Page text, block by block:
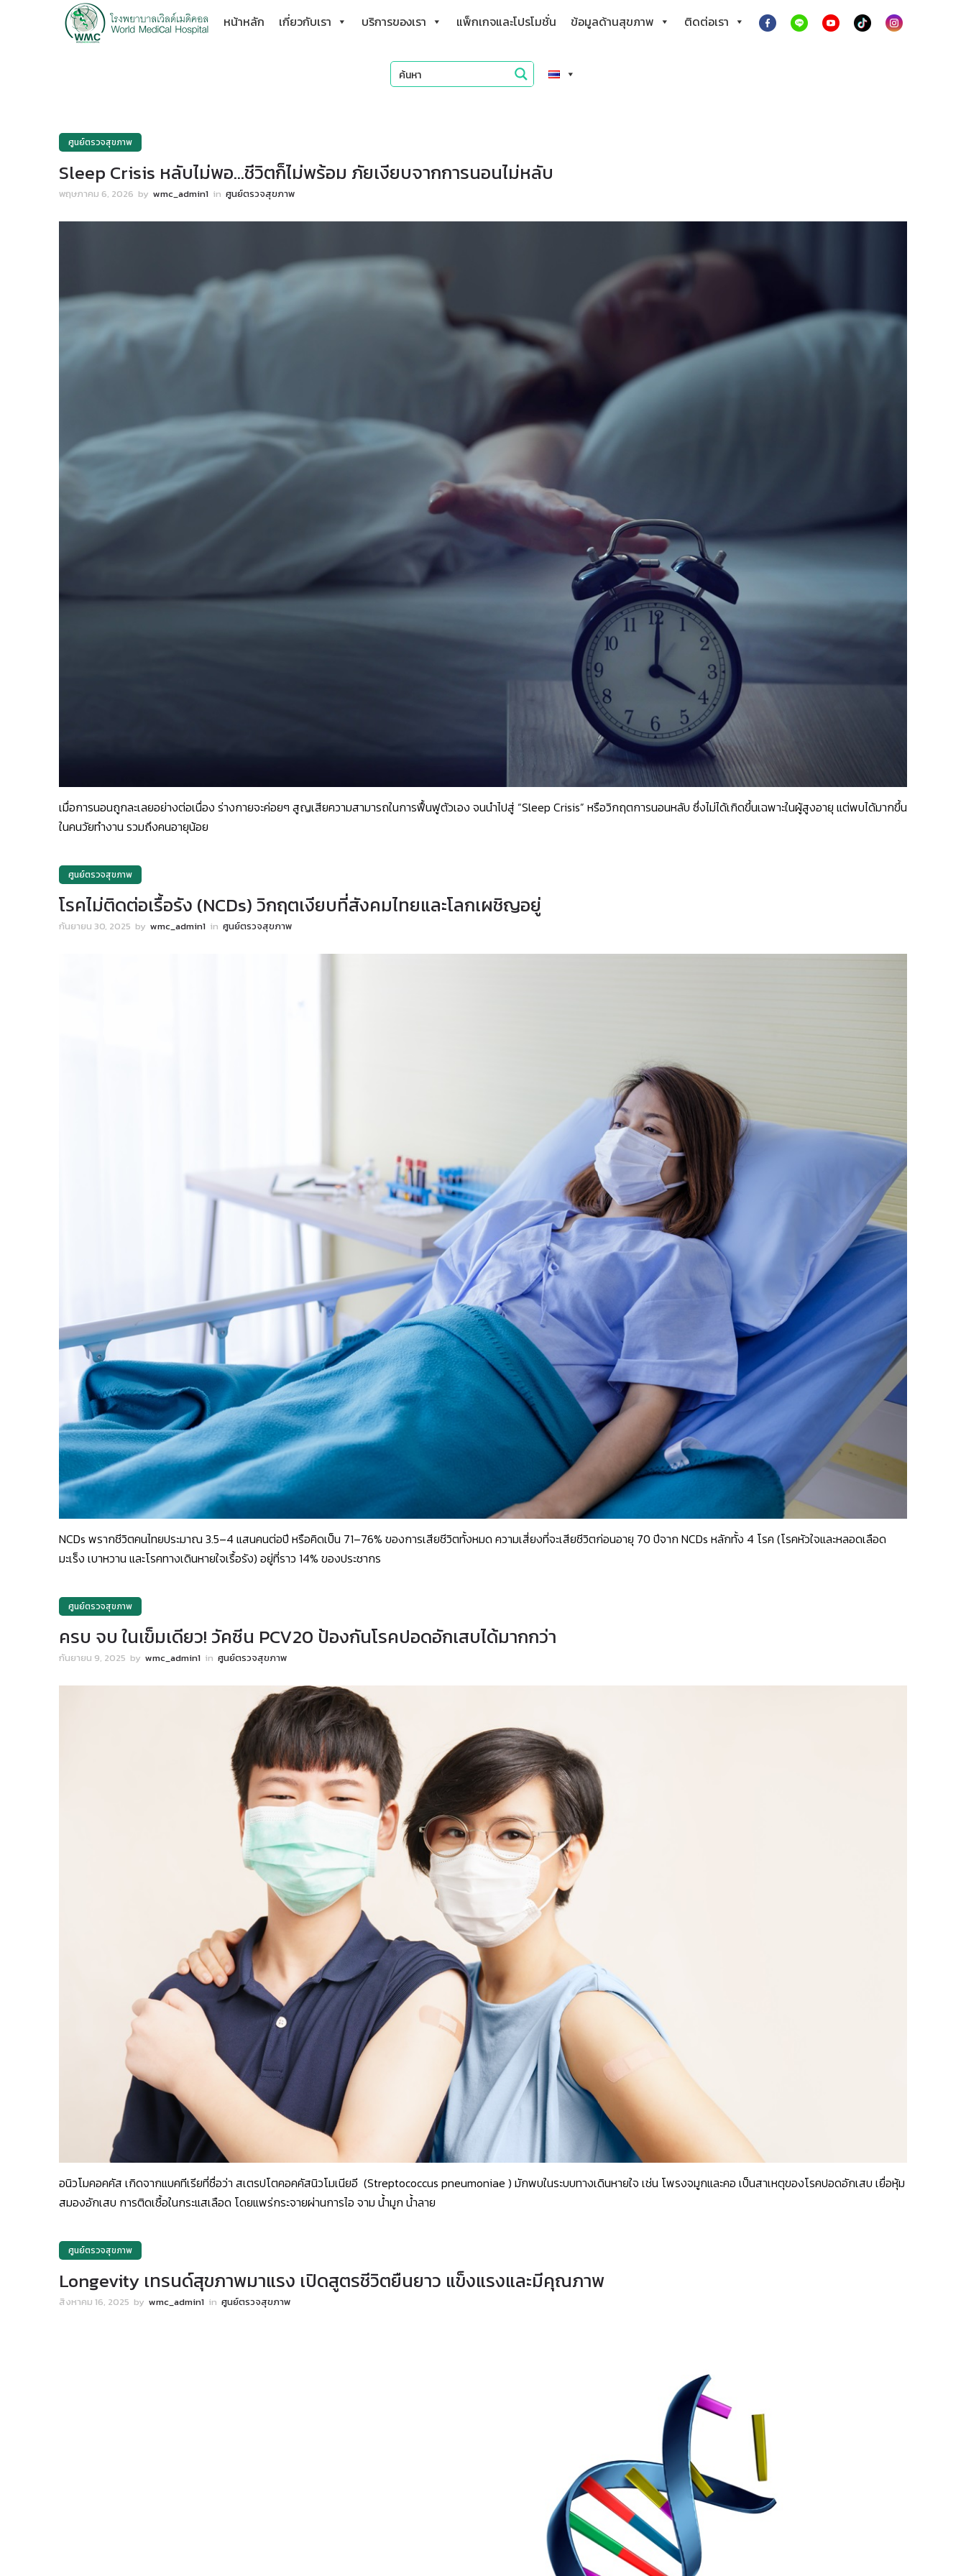
หน้าหลัก เกี่ยวกับเรา บริการของเรา แพ็กเกจและโปรโมชั่น ข้อมูลด้านสุขภาพ ติดต่อเรา
ศูนย์ตรวจสุขภาพ
Sleep Crisis หลับไม่พอ…ชีวิตก็ไม่พร้อม ภัยเงียบจากการนอนไม่หลับ
พฤษภาคม 6, 2026 by wmc_admin1 in ศูนย์ตรวจสุขภาพ
เมื่อการนอนถูกละเลยอย่างต่อเนื่อง ร่างกายจะค่อยๆ สูญเสียความสามารถในการฟื้นฟูตัวเอง จนนำไปสู่ “Sleep Crisis” หรือวิกฤตการนอนหลับ ซึ่งไม่ได้เกิดขึ้นเฉพาะในผู้สูงอายุ แต่พบได้มากขึ้น
ในคนวัยทำงาน รวมถึงคนอายุน้อย
ศูนย์ตรวจสุขภาพ
โรคไม่ติดต่อเรื้อรัง (NCDs) วิกฤตเงียบที่สังคมไทยและโลกเผชิญอยู่
กันยายน 30, 2025 by wmc_admin1 in ศูนย์ตรวจสุขภาพ
NCDs พรากชีวิตคนไทยประมาณ 3.5–4 แสนคนต่อปี หรือคิดเป็น 71–76% ของการเสียชีวิตทั้งหมด ความเสี่ยงที่จะเสียชีวิตก่อนอายุ 70 ปีจาก NCDs หลักทั้ง 4 โรค (โรคหัวใจและหลอดเลือด
มะเร็ง เบาหวาน และโรคทางเดินหายใจเรื้อรัง) อยู่ที่ราว 14% ของประชากร
ศูนย์ตรวจสุขภาพ
ครบ จบ ในเข็มเดียว! วัคซีน PCV20 ป้องกันโรคปอดอักเสบได้มากกว่า
กันยายน 9, 2025 by wmc_admin1 in ศูนย์ตรวจสุขภาพ
อนิวโมคอคคัส เกิดจากแบคทีเรียที่ชื่อว่า สเตรปโตคอคคัสนิวโมเนียอี (Streptococcus pneumoniae ) มักพบในระบบทางเดินหายใจ เช่น โพรงจมูกและคอ เป็นสาเหตุของโรคปอดอักเสบ เยื่อหุ้ม
สมองอักเสบ การติดเชื้อในกระแสเลือด โดยแพร่กระจายผ่านการไอ จาม น้ำมูก น้ำลาย
ศูนย์ตรวจสุขภาพ
Longevity เทรนด์สุขภาพมาแรง เปิดสูตรชีวิตยืนยาว แข็งแรงและมีคุณภาพ
สิงหาคม 16, 2025 by wmc_admin1 in ศูนย์ตรวจสุขภาพ